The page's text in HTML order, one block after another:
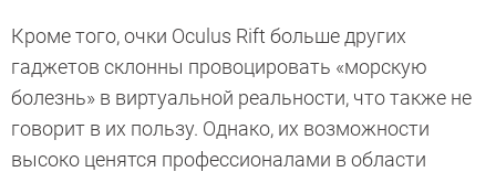
Кроме того, очки Oculus Rift больше других
гаджетов склонны провоцировать «морскую
болезнь» в виртуальной реальности, что также не
говорит в их пользу. Однако, их возможности
высоко ценятся профессионалами в области